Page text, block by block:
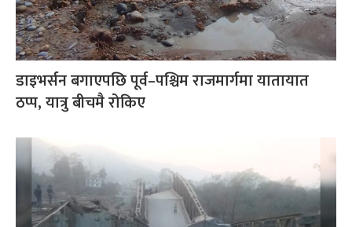
डाइभर्सन बगाएपछि पूर्व–पश्चिम राजमार्गमा यातायात
ठप्प, यात्रु बीचमै रोकिए